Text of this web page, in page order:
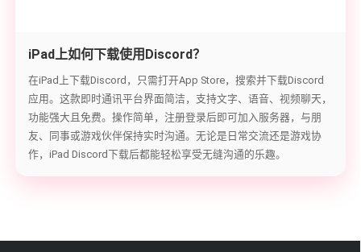
iPad上如何下载使用Discord？
在iPad上下载Discord，只需打开App Store，搜索并下载Discord
应用。这款即时通讯平台界面简洁，支持文字、语音、视频聊天，
功能强大且免费。操作简单，注册登录后即可加入服务器，与朋
友、同事或游戏伙伴保持实时沟通。无论是日常交流还是游戏协
作，iPad Discord下载后都能轻松享受无缝沟通的乐趣。